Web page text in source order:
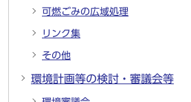
可燃ごみの広域処理
リンク集
その他
環境計画等の検討・審議会等